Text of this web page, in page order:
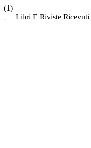
(1)
, . . Libri E Riviste Ricevuti.